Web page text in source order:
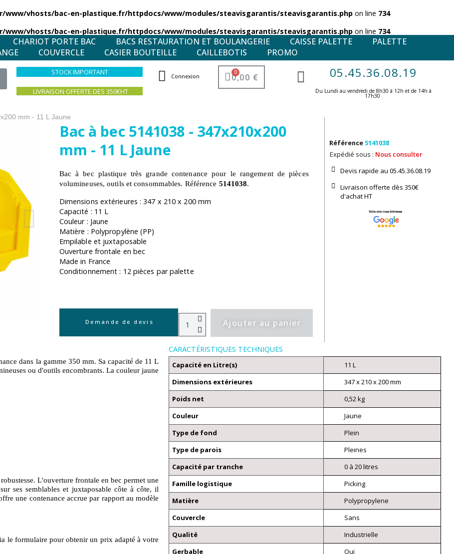
www/vhosts/bac-en-plastique.fr/httpdocs/www/modules/steavisgarantis/steavisgarantis.php on line 734
www/vhosts/bac-en-plastique.fr/httpdocs/www/modules/steavisgarantis/steavisgarantis.php on line 734
CHARIOT PORTE BAC BACS RESTAURATION ET BOULANGERIE CAISSE PALETTE
PALETTE
COUVERCLE CASIER BOUTEILLE CAILLEBOTIS PROMO
STOCK IMPORTANT
LIVRAISON OFFERTE DES 350€HT
Connexion 0,00 € 05.45.36.08.19
Du Lundi au vendredi de 8h30 à 12h et de 14h à
17h30 ​
mm - 11 L Jaune
Bac à bec 5141038 - 347x210x200
mm - 11 L Jaune
Bac à bec plastique très grande contenance pour le rangement de pièces
volumineuses, outils et consommables. Référence 5141038.
Dimensions extérieures : 347 x 210 x 200 mm
Capacité : 11 L
Couleur : Jaune
Matière : Polypropylène (PP)
Empilable et juxtaposable
Ouverture frontale en bec
Made in France
Conditionnement : 12 pièces par palette
Demande de devis Ajouter au panier
Référence 5141038
Expédié sous : Nous consulter
Devis rapide au 05.45.36.08.19​
Livraison offerte dès 350€
d'achat​ HT
dans la gamme 350 mm. Sa capacité de 11 L
ou d'outils encombrants. La couleur jaune
L'ouverture frontale en bec permet une
ses semblables et juxtaposable côte à côte, il
une contenance accrue par rapport au modèle
le formulaire pour obtenir un prix adapté à votre
CARACTÉRISTIQUES TECHNIQUES
Capacité en Litre(s)
11 L
Dimensions extérieures
347 x 210 x 200 mm
Poids net
0,52 kg
Couleur
Jaune
Type de fond
Plein
Type de parois
Pleines
Capacité par tranche
0 à 20 litres
Famille logistique
Picking
Matière
Polypropylene
Couvercle
Sans
Qualité
Industrielle
Gerbable
Oui